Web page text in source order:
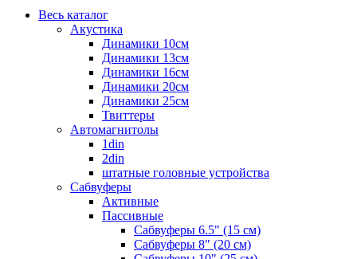
Весь каталог
Акустика
Динамики 10см
Динамики 13см
Динамики 16см
Динамики 20см
Динамики 25см
Твиттеры
Автомагнитолы
1din
2din
штатные головные устройства
Сабвуферы
Активные
Пассивные
Сабвуферы 6.5" (15 см)
Сабвуферы 8" (20 см)